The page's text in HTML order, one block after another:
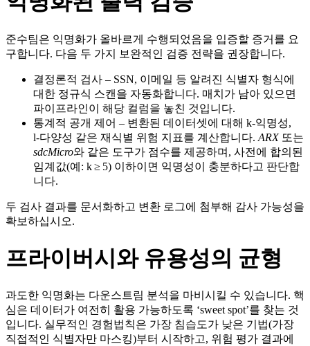
준수팀은 익명화가 올바르게 수행되었음을 입증할 증거를 요
구합니다. 다음 두 가지 보완적인 검증 전략을 권장합니다.
결정론적 검사 – SSN, 이메일 등 알려진 식별자 형식에
대한 정규식 스캔을 자동화합니다. 매치가 남아 있으면
파이프라인이 해당 컬럼을 놓친 것입니다.
통계적 공개 제어 – 변환된 데이터셋에 대해 k‑익명성,
l‑다양성 같은 재식별 위험 지표를 계산합니다. ARX또는
sdcMicro와 같은 도구가 점수를 제공하며, 사전에 합의된
임계값(예: k ≥ 5) 이하이면 익명성이 충분하다고 판단합
니다.
두 검사 결과를 문서화하고 변환 로그에 첨부해 감사 가능성을
확보하십시오.
프라이버시와 유용성의 균형
과도한 익명화는 다운스트림 분석을 마비시킬 수 있습니다. 핵
심은 데이터가 여전히 활용 가능하도록 ‘sweet spot’를 찾는 것
입니다. 실무적인 경험법칙은 가장 침습도가 낮은 기법(가장
직접적인 식별자만 마스킹)부터 시작하고, 위험 평가 결과에